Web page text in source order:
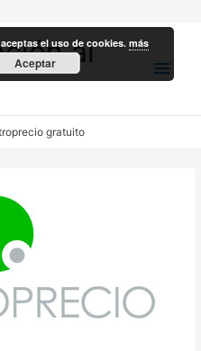
al
gratuito
el uso de cookies.más
Aceptar